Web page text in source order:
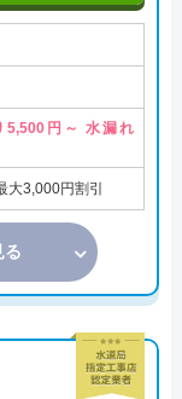
5,500円～ 水漏れ
大3,000円割引
る